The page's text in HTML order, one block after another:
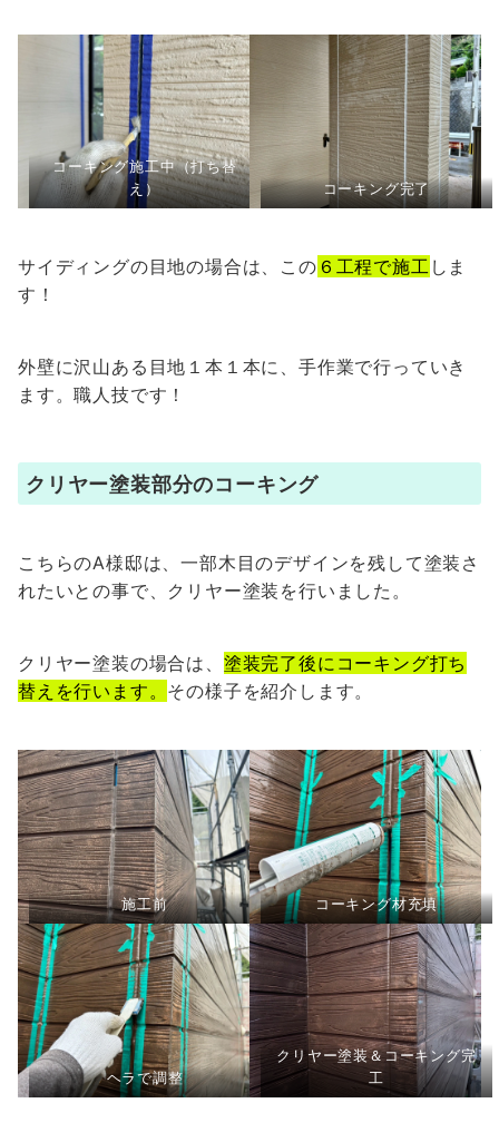
コーキング施工中（打ち替
え）
コーキング完了
サイディングの目地の場合は、この ６工程で施工 しま
す！
外壁に沢山ある目地１本１本に、手作業で行っていき
ます。職人技です！
クリヤー塗装部分のコーキング
こちらのA様邸は、一部木目のデザインを残して塗装さ
れたいとの事で、クリヤー塗装を行いました。
クリヤー塗装の場合は、 塗装完了後にコーキング打ち
替えを行います。 その様子を紹介します。
施工前 コーキング材充填
ヘラで調整
クリヤー塗装＆コーキング完
工